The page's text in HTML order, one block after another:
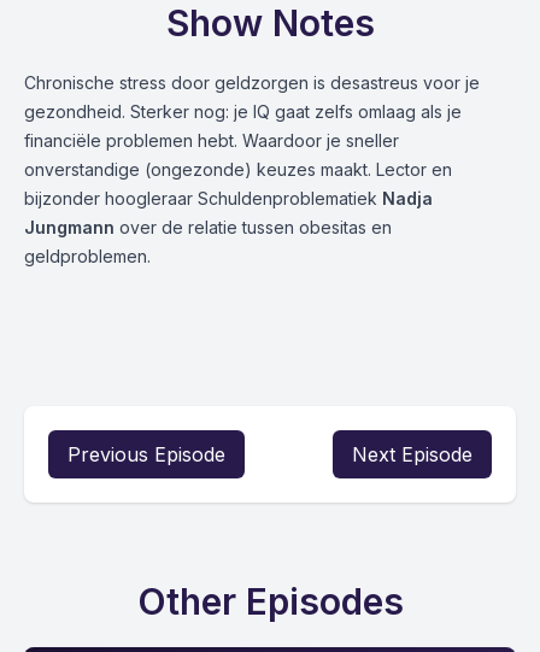
Show Notes
Chronische stress door geldzorgen is desastreus voor je
gezondheid. Sterker nog: je IQ gaat zelfs omlaag als je
financiële problemen hebt. Waardoor je sneller
onverstandige (ongezonde) keuzes maakt. Lector en
bijzonder hoogleraar Schuldenproblematiek Nadja
Jungmann over de relatie tussen obesitas en
geldproblemen.
Previous Episode Next Episode
Other Episodes